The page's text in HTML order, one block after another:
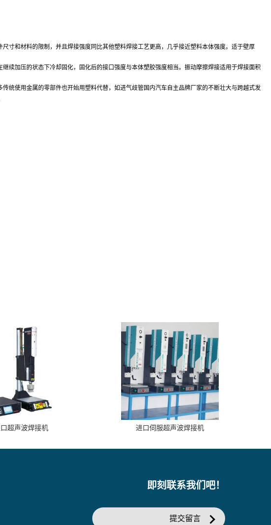
寸和材料的限制，并且焊接强度同比其他塑料焊接工艺更高，几乎接近塑料本体强度。适于壁厚
续加压的状态下冷却固化，固化后的接口强度与本体塑胶强度相当。振动摩擦焊接适用于焊接面积
统使用金属的零部件也开始用塑料代替，如进气歧管 国内汽车自主品牌厂家的不断壮大与跨越式发
超声波焊接机 进口伺服超声波焊接机
即刻联系我们吧！
提交留言